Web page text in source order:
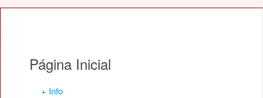
Página Inicial
+ Info